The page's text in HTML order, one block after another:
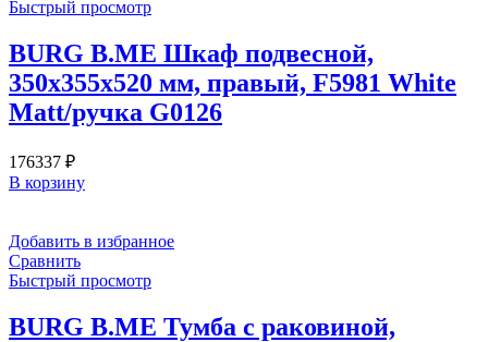
Быстрый просмотр
BURG B.ME Шкаф подвесной,
350х355х520 мм, правый, F5981 White
Matt/ручка G0126
176337 ₽
В корзину
Добавить в избранное
Сравнить
Быстрый просмотр
BURG B.ME Тумба с раковиной,